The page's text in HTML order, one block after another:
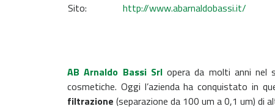
Sito:
http://www.abarnaldobassi.it/
AB Arnaldo Bassi Srlopera da molti anni nel
cosmetiche. Oggi l’azienda ha conquistato in
filtrazione (separazione da 100 um a 0,1 um) di